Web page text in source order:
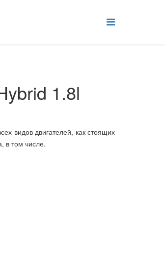
1.8l
видов двигателей, как стоящих
в том числе.